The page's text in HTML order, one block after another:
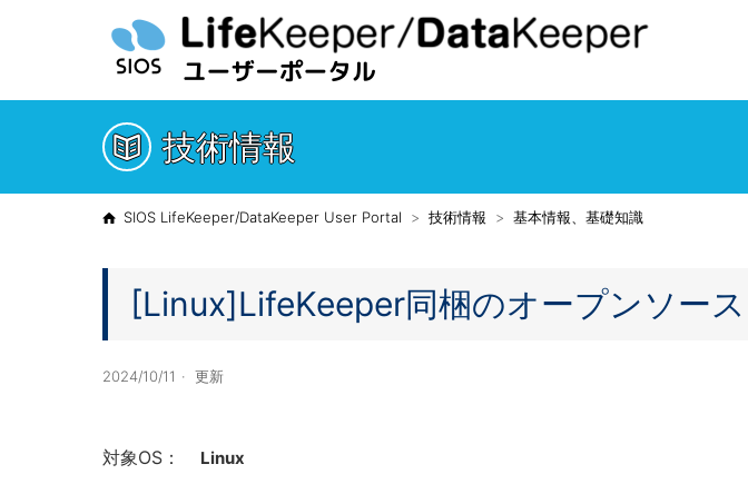
技術情報
SIOS LifeKeeper/DataKeeper User Portal 技術情報 基本情報、基礎知識
[Linux]LifeKeeper同梱のオープンソー
2024/10/11 更新
対象OS： Linux